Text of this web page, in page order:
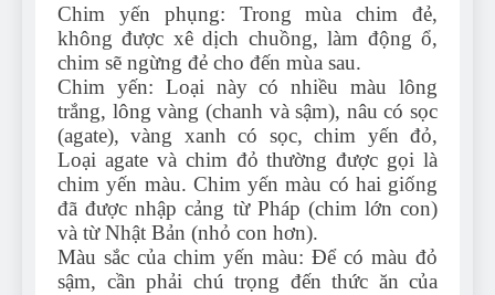
Chim yến phụng: Trong mùa chim đẻ,
không được xê dịch chuồng, làm động ổ,
chim sẽ ngừng đẻ cho đến mùa sau.
Chim yến: Loại này có nhiều màu lông
trắng, lông vàng (chanh và sậm), nâu có sọc
(agate), vàng xanh có sọc, chim yến đỏ,
Loại agate và chim đỏ thường được gọi là
chim yến màu. Chim yến màu có hai giống
đã được nhập cảng từ Pháp (chim lớn con)
và từ Nhật Bản (nhỏ con hơn).
Màu sắc của chim yến màu: Để có màu đỏ
sậm, cần phải chú trọng đến thức ăn của